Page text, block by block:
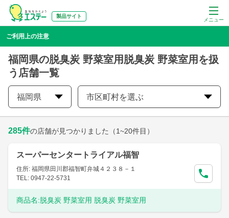
メニュー
製品サイト
ご利用上の注意
福岡県の脱臭炭 野菜室用脱臭炭 野菜室用を扱
う店舗一覧
福岡県 市区町村を選ぶ
285件の店舗が見つかりました （1~20件目）
スーパーセンタートライアル福智
住所: 福岡県田川郡福智町弁城４２３８－１
TEL: 0947-22-5731
商品名:脱臭炭 野菜室用 脱臭炭 野菜室用